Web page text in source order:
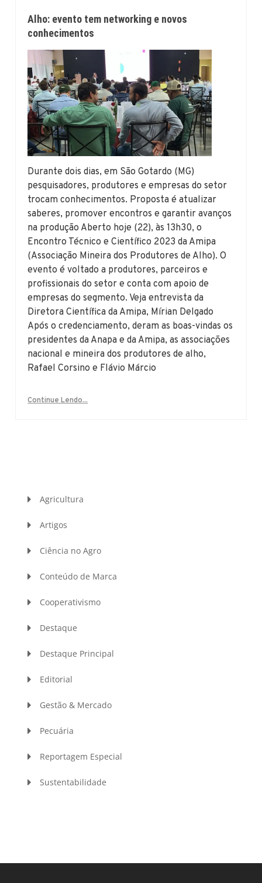
Alho: evento tem networking e novos
conhecimentos
Durante dois dias, em São Gotardo (MG)
pesquisadores, produtores e empresas do setor
trocam conhecimentos. Proposta é atualizar
saberes, promover encontros e garantir avanços
na produção Aberto hoje (22), às 13h30, o
Encontro Técnico e Científico 2023 da Amipa
(Associação Mineira dos Produtores de Alho). O
evento é voltado a produtores, parceiros e
profissionais do setor e conta com apoio de
empresas do segmento. Veja entrevista da
Diretora Científica da Amipa, Mírian Delgado
Após o credenciamento, deram as boas-vindas os
presidentes da Anapa e da Amipa, as associações
nacional e mineira dos produtores de alho,
Rafael Corsino e Flávio Márcio
Continue Lendo...
Agricultura
Artigos
Ciência no Agro
Conteúdo de Marca
Cooperativismo
Destaque
Destaque Principal
Editorial
Gestão & Mercado
Pecuária
Reportagem Especial
Sustentabilidade